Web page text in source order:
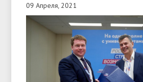
09 Апреля, 2021